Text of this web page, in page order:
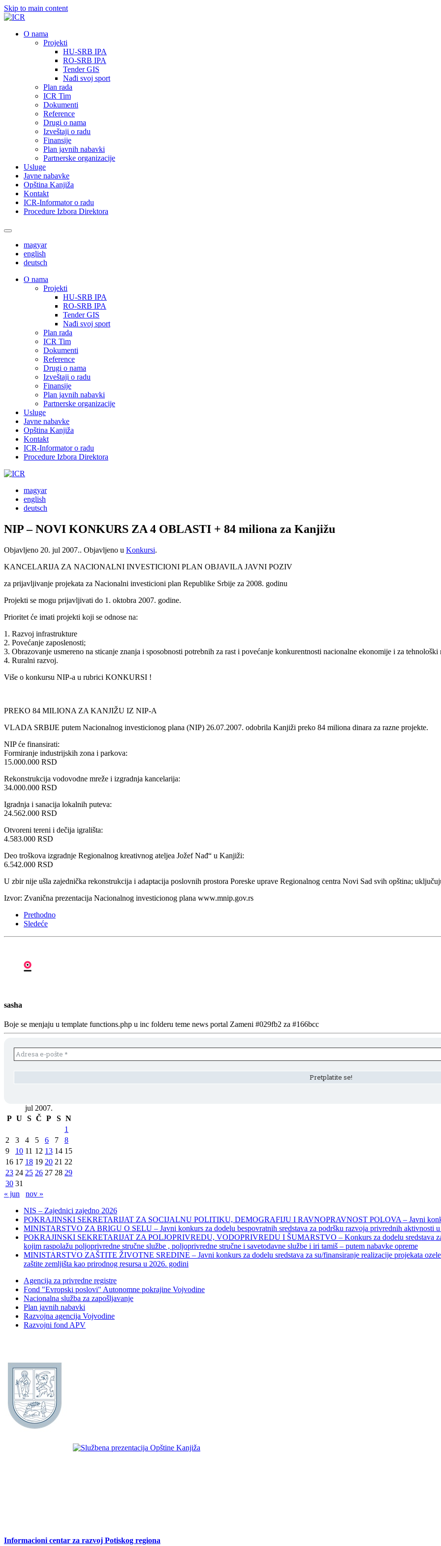
Skip to main content
О nama
Projekti
HU-SRB IPA
RO-SRB IPA
Tender GIS
Nađi svoj sport
Plan rada
ICR Tim
Dokumenti
Reference
Drugi o nama
Izveštaji o radu
Finansije
Plan javnih nabavki
Partnerske organizacije
Usluge
Javne nabavke
Opština Kanjiža
Kontakt
ICR-Informator o radu
Procedure Izbora Direktora
magyar
english
deutsch
О nama
Projekti
HU-SRB IPA
RO-SRB IPA
Tender GIS
Nađi svoj sport
Plan rada
ICR Tim
Dokumenti
Reference
Drugi o nama
Izveštaji o radu
Finansije
Plan javnih nabavki
Partnerske organizacije
Usluge
Javne nabavke
Opština Kanjiža
Kontakt
ICR-Informator o radu
Procedure Izbora Direktora
magyar
english
deutsch
NIP – NOVI KONKURS ZA 4 OBLASTI + 84 miliona za Kanjižu
Objavljeno 20. jul 2007.. Objavljeno u Konkursi.
KANCELARIJA ZA NACIONALNI INVESTICIONI PLAN OBJAVILA JAVNI POZIV
za prijavljivanje projekata za Nacionalni investicioni plan Republike Srbije za 2008. godinu
Projekti se mogu prijavljivati do 1. oktobra 2007. godine.
Prioritet će imati projekti koji se odnose na:
1. Razvoj infrastrukture
2. Povećanje zaposlenosti;
3. Obrazovanje usmereno na sticanje znanja i sposobnosti potrebnih za rast i povećanje konkurentnosti nacionalne ekonomije i za tehnološki
4. Ruralni razvoj.
Više o konkursu NIP-a u rubrici KONKURSI !
PREKO 84 MILIONA ZA KANJIŽU IZ NIP-A
VLADA SRBIJE putem Nacionalnog investicionog plana (NIP) 26.07.2007. odobrila Kanjiži preko 84 miliona dinara za razne projekte.
NIP će finansirati:
Formiranje industrijskih zona i parkova:
15.000.000 RSD
Rekonstrukcija vodovodne mreže i izgradnja kancelarija:
34.000.000 RSD
Igradnja i sanacija lokalnih puteva:
24.562.000 RSD
Otvoreni tereni i dečija igrališta:
4.583.000 RSD
Deo troškova izgradnje Regionalnog kreativnog ateljea Jožef Nađ“ u Kanjiži:
6.542.000 RSD
U zbir nije ušla zajednička rekonstrukcija i adaptacija poslovnih prostora Poreske uprave Regionalnog centra Novi Sad svih opština;
Izvor: Zvanična prezentacija Nacionalnog investicionog plana www.mnip.gov.rs
Prethodno
Sledeće
sasha
Boje se menjaju u template functions.php u inc folderu teme news portal Zameni #029fb2 za #166bcc
jul 2007.
P U S Č P S N
1
2
3 4 5 6 7
8
9
10 11 12 13 14 15
16 17 18 19 20 21 22
23 24 25 26 27 28 29
30 31
« jun
nov »
NIS – Zajednici zajedno 2026
POKRAJINSKI SEKRETARIJAT ZA SOCIJALNU POLITIKU, DEMOGRAFIJU I RAVNOPRAVNOST POLOVA – Javni
MINISTARSTVO ZA BRIGU O SELU – Javni konkurs za dodelu bespovratnih sredstava za podršku razvoja privrednih aktivnosti
POKRAJINSKI SEKRETARIJAT ZA POLJOPRIVREDU, VODOPRIVREDU I ŠUMARSTVO – Konkurs za dodelu sredstava
kojim raspolažu poljoprivredne stručne službe , poljoprivredne stručne i savetodavne službe i iri tamiš ‒ putem nabavke opreme
MINISTARSTVO ZAŠTITE ŽIVOTNE SREDINE – Javni konkurs za dodelu sredstava za su/finansiranje realizacije projekata
zaštite zemljišta kao prirodnog resursa u 2026. godini
Agencija za privredne registre
Fond "Evropski poslovi" Autonomne pokrajine Vojvodine
Nacionalna služba za zapošljavanje
Plan javnih nabavki
Razvojna agencija Vojvodine
Razvojni fond APV
Informacioni centar za razvoj Potiskog regiona